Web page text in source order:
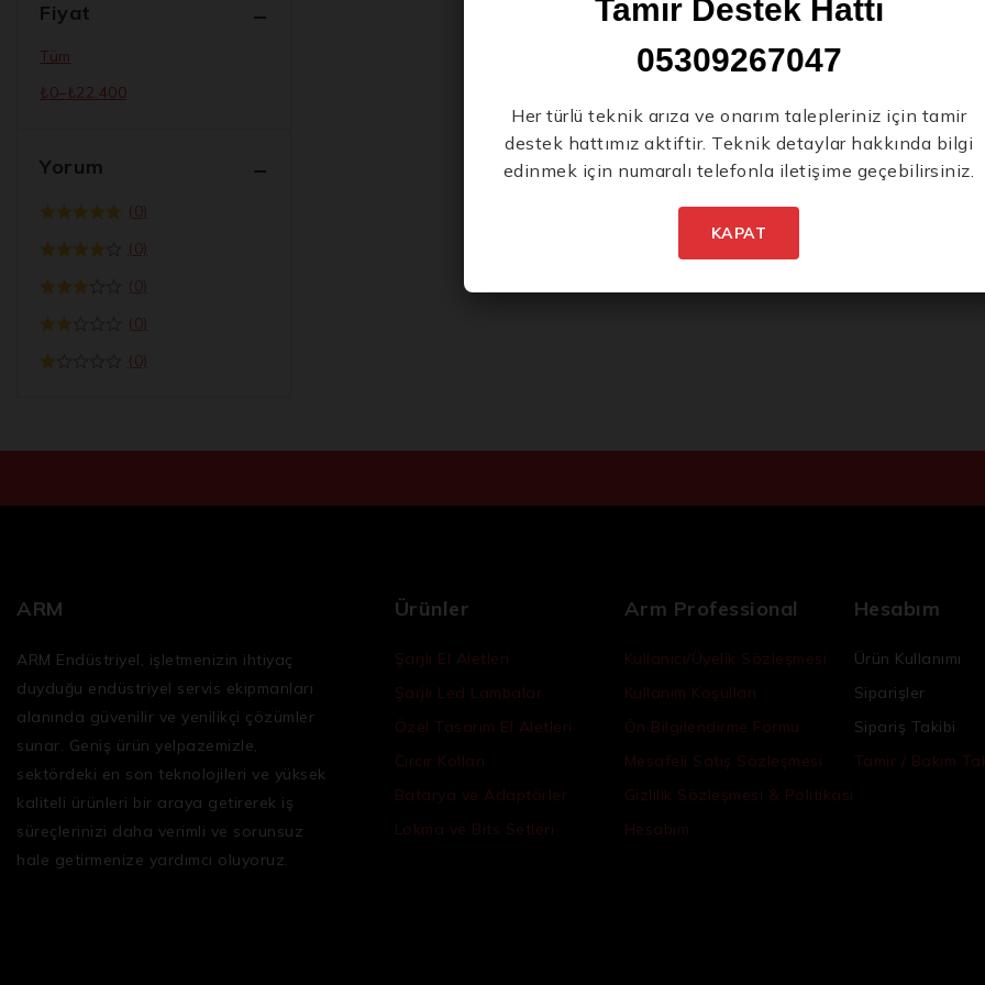
Fiyat
Tüm
₺0–₺22.400
Yorum
(0)
(0)
(0)
(0)
(0)
ARM
ARM Endüstriyel, işletmenizin ihtiyaç
duyduğu endüstriyel servis ekipmanları
alanında güvenilir ve yenilikçi çözümler
sunar. Geniş ürün yelpazemizle,
sektördeki en son teknolojileri ve yüksek
kaliteli ürünleri bir araya getirerek iş
süreçlerinizi daha verimli ve sorunsuz
hale getirmenize yardımcı oluyoruz.
Ürünler
Şarjlı El Aletleri
Şarjlı Led Lambalar
Özel Tasarım El Aletleri
Cırcır Kolları
Batarya ve Adaptörler
Lokma ve Bits Setleri
Arm Professional
Kullanıcı/Üyelik Sözleşmesi
Kullanım Koşulları
Ön Bilgilendirme Formu
Mesafeli Satış Sözleşmesi
Gizlilik Sözleşmesi & Politikası
Hesabım
Hesabım
Ürün Kullanımı
Siparişler
Sipariş Takibi
Tamir / Bakım
Yeni Ürünlerden İlk Siz
Haberdar Olun.
okuyun.
Tamir Destek Hattı
05309267047
Her türlü teknik arıza ve onarım talepleriniz için tamir
destek hattımız aktiftir. Teknik detaylar hakkında bilgi
edinmek için numaralı telefonla iletişime geçebilirsiniz.
KAPAT